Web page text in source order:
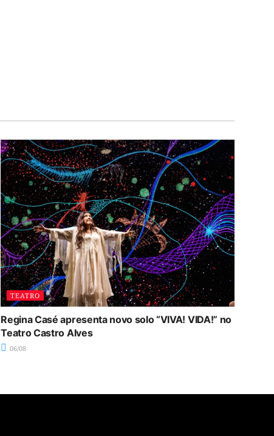
TEATRO
Regina Casé apresenta novo solo “VIVA! VIDA!” no
Teatro Castro Alves
06/08